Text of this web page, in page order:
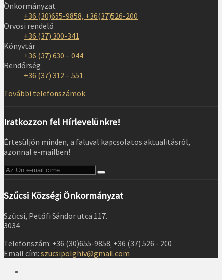
Önkormányzat
+36 (30)655-9858, +36(37)526-200
Orvosi rendelő
+36 (37) 300-341
Könyvtár
+36 (37) 630 – 044
Rendőrség
+36 (37) 312 – 551
További telefonszámok
Iratkozzon fel Hírlevelünkre!
Értesüljön minden, a faluval kapcsolatos aktualitásról,
azonnal e-mailben!
Szűcsi Községi Önkormányzat
Szűcsi, Petőfi Sándor utca 117.
3034
Telefonszám: +36 (30)655-9858, +36 (37) 526 - 200
Email cím: szucsipolghiv@gmail.com